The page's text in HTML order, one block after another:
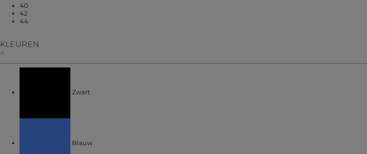
40
42Verfijnen op MATEN: 42
44Verfijnen op MATEN: 44
KLEUREN
Zwart
Blauw